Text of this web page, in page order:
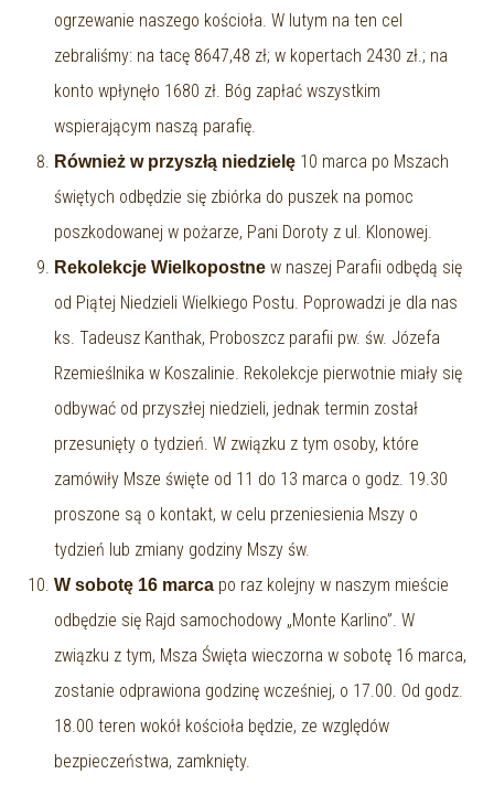
ogrzewanie naszego kościoła. W lutym na ten cel
zebraliśmy: na tacę 8647,48 zł; w kopertach 2430 zł.; na
konto wpłynęło 1680 zł. Bóg zapłać wszystkim
wspierającym naszą parafię.
Również w przyszłą niedzielę 10 marca po Mszach
świętych odbędzie się zbiórka do puszek na pomoc
poszkodowanej w pożarze, Pani Doroty z ul. Klonowej.
Rekolekcje Wielkopostne w naszej Parafii odbędą się
od Piątej Niedzieli Wielkiego Postu. Poprowadzi je dla nas
ks. Tadeusz Kanthak, Proboszcz parafii pw. św. Józefa
Rzemieślnika w Koszalinie. Rekolekcje pierwotnie miały się
odbywać od przyszłej niedzieli, jednak termin został
przesunięty o tydzień. W związku z tym osoby, które
zamówiły Msze święte od 11 do 13 marca o godz. 19.30
proszone są o kontakt, w celu przeniesienia Mszy o
tydzień lub zmiany godziny Mszy św.
W sobotę 16 marca po raz kolejny w naszym mieście
odbędzie się Rajd samochodowy „Monte Karlino”. W
związku z tym, Msza Święta wieczorna w sobotę 16 marca,
zostanie odprawiona godzinę wcześniej, o 17.00. Od godz.
18.00 teren wokół kościoła będzie, ze względów
bezpieczeństwa, zamknięty.